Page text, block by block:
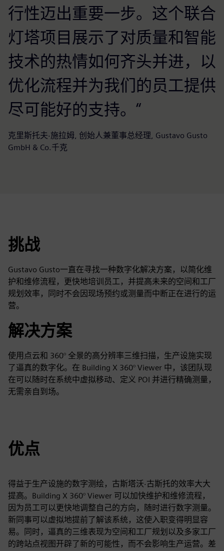
行性迈出重要一步。这个联合
灯塔项目展示了对质量和智能
技术的热情如何齐头并进，以
优化流程并为我们的员工提供
尽可能好的支持。“
克里斯托夫·施拉姆, 创始人兼董事总经理, Gustavo Gusto
GmbH & Co.千克
挑战
Gustavo Gusto一直在寻找一种数字化解决方案，以简化维
护和维修流程，更快地培训员工，并提高未来的空间和工厂
规划效率，同时不会因现场预约或测量而中断正在进行的运
营。
解决方案
使用点云和 360° 全景的高分辨率三维扫描，生产设施实现
了逼真的数字化。在 Building X 360° Viewer 中，该团队现
在可以随时在系统中虚拟移动、定义 POI 并进行精确测量，
无需亲自到场。
优点
得益于生产设施的数字测绘，古斯塔沃·古斯托的效率大大
提高。Building X 360° Viewer 可以加快维护和维修流程，
因为员工可以更快地调整自己的方向，随时进行数字测量。
新同事可以虚拟地提前了解该系统，这使入职变得明显容
易。同时，逼真的三维表现为空间和工厂规划以及多家工厂
的跨站点视图开辟了新的可能性，而不会影响生产运营。差